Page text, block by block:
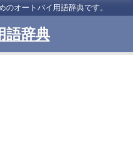
のオートバイ用語辞典です。
語辞典